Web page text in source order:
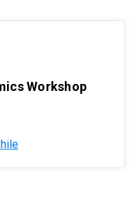
Workshop